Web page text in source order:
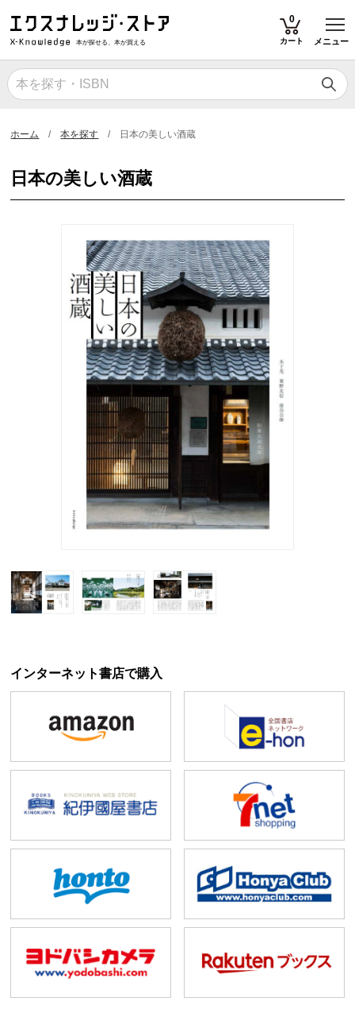
本が探せる、本が買える
0
カート メニュー
ホーム 本を探す 日本の美しい酒蔵
日本の美しい酒蔵
インターネット書店で購入